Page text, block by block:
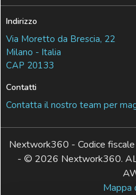
Indirizzo
Via Moretto da Brescia, 22
Milano - Italia
CAP 20133
Contatti
Contatta il nostro team per
Nextwork360 - Codice
- © 2026 Nextwork360.
Mappa